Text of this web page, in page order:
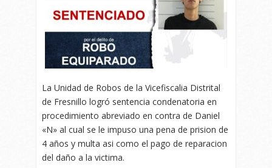
La Unidad de Robos de la Vicefiscalia Distrital
de Fresnillo logró sentencia condenatoria en
procedimiento abreviado en contra de Daniel
«N» al cual se le impuso una pena de prision de
4 años y multa asi como el pago de reparacion
del daño a la victima.